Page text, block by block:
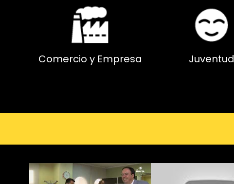
Comercio y Empresa Juventud